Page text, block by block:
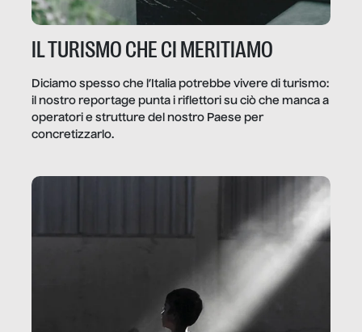
IL TURISMO CHE CI MERITIAMO
Diciamo spesso che l’Italia potrebbe vivere di turismo:
il nostro reportage punta i riflettori su ciò che manca a
operatori e strutture del nostro Paese per
concretizzarlo.